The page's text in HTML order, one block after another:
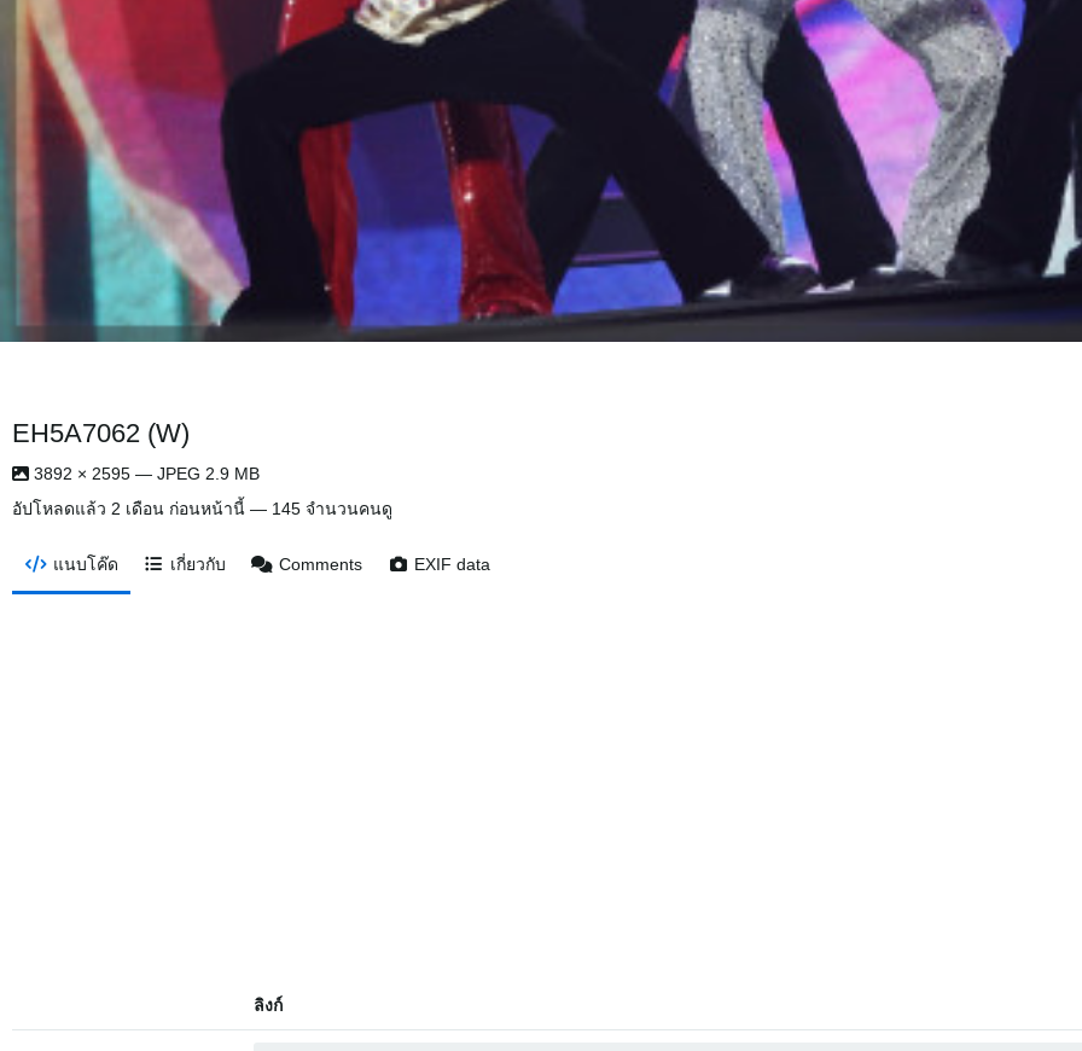
EH5A7062 (W)
3892 × 2595 — JPEG 2.9 MB
อัปโหลดแล้ว 2 เดือน ก่อนหน้านี้ — 145 จำนวนคนดู
แนบโค๊ด เกี่ยวกับ Comments EXIF data
ลิงก์